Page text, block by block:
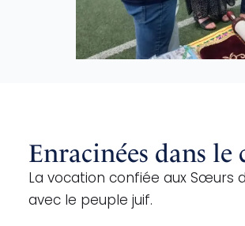
Enracinées dans
La vocation confiée aux Sœurs
avec le peuple juif.